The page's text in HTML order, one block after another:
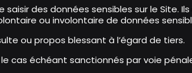
des données sensibles sur le Site.
ou involontaire de données
ou propos blessant à l’égard de tiers.
cas échéant sanctionnés par voie